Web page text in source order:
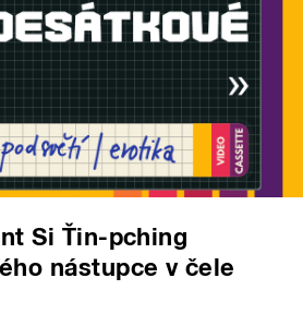
Si Ťin-pching
nástupce v čele